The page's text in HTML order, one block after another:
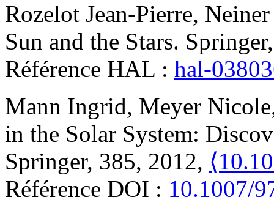
Rozelot Jean-Pierre, Neiner
Sun and the Stars.
Référence HAL : hal-
Mann Ingrid, Meyer Nicole
in the Solar System:
Springer, 385, 2012,
Référence DOI : 10.1007/